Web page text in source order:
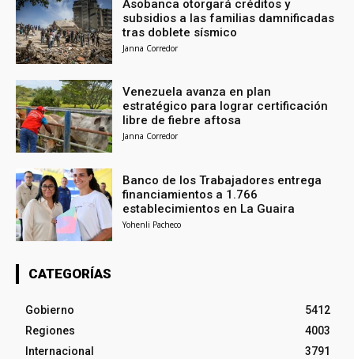
Asobanca otorgará créditos y
subsidios a las familias damnificadas
tras doblete sísmico
Janna Corredor
Venezuela avanza en plan
estratégico para lograr certificación
libre de fiebre aftosa
Janna Corredor
Banco de los Trabajadores entrega
financiamientos a 1.766
establecimientos en La Guaira
Yohenli Pacheco
CATEGORÍAS
Gobierno
5412
Regiones
4003
Internacional
3791